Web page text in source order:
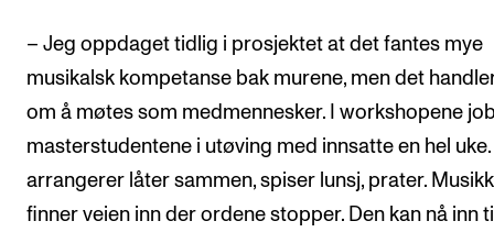
– Jeg oppdaget tidlig i prosjektet at det fantes mye
musikalsk kompetanse bak murene, men det
om å møtes som medmennesker. I workshopene
masterstudentene i utøving med innsatte en hel uke.
arrangerer låter sammen, spiser lunsj, prater.
finner veien inn der ordene stopper. Den kan nå inn